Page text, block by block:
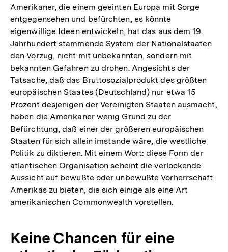
Amerikaner, die einem geeinten Europa mit Sorge
entgegensehen und befürchten, es könnte
eigenwillige Ideen entwickeln, hat das aus dem 19.
Jahrhundert stammende System der Nationalstaaten
den Vorzug, nicht mit unbekannten, sondern mit
bekannten Gefahren zu drohen. Angesichts der
Tatsache, daß das Bruttosozialprodukt des größten
europäischen Staates (Deutschland) nur etwa 15
Prozent desjenigen der Vereinigten Staaten ausmacht,
haben die Amerikaner wenig Grund zu der
Befürchtung, daß einer der größeren europäischen
Staaten für sich allein imstande wäre, die westliche
Politik zu diktieren. Mit einem Wort: diese Form der
atlantischen Organisation scheint die verlockende
Aussicht auf bewußte oder unbewußte Vorherrschaft
Amerikas zu bieten, die sich einige als eine Art
amerikanischen Commonwealth vorstellen.
Keine Chancen für eine